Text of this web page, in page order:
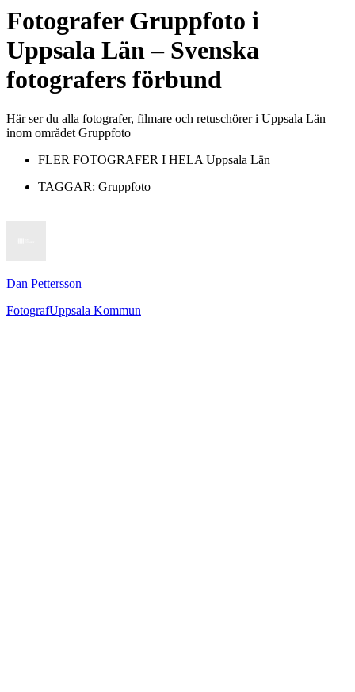
Fotografer Gruppfoto i
Uppsala Län– Svenska
fotografers förbund
Här ser du alla fotografer, filmare och retuschörer i Uppsala Län
inom området Gruppfoto
FLER FOTOGRAFER I HELA Uppsala Län
TAGGAR: Gruppfoto
Dan Pettersson
FotografUppsala Kommun